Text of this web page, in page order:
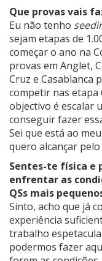
Que provas vais
Eu não tenho
sejam etapas de
começar o ano na
provas em Anglet,
Cruz e Casablanca
competir nas etapa
objectivo é escalar
conseguir fazer
Sei que está ao
quero alcançar
Sentes-te física e
enfrentar as
QSs mais
Sinto, acho que já
experiência
trabalho
podermos fazer